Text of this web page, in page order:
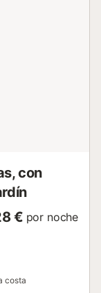
con
€ por noche
costa